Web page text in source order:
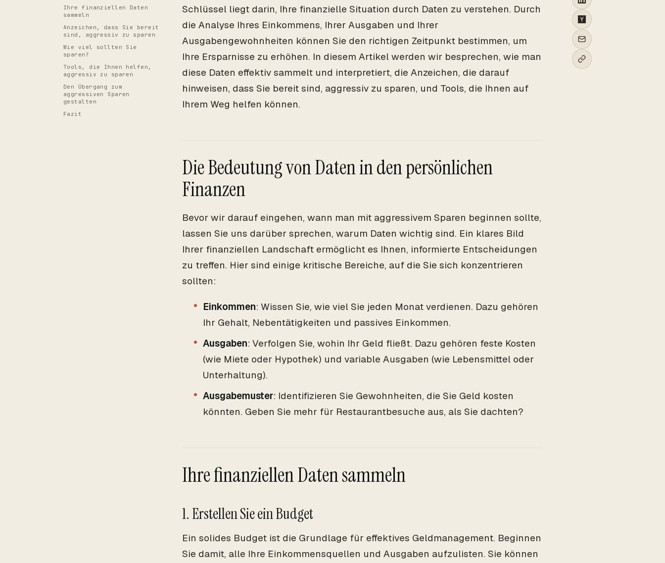
Ihre finanziellen Daten
sammeln
Anzeichen, dass Sie bereit
sind, aggressiv zu sparen
Wie viel sollten Sie
sparen?
Tools, die Ihnen helfen,
aggressiv zu sparen
Den Übergang zum
aggressiven Sparen
gestalten
Fazit
Schlüssel liegt darin, Ihre finanzielle Situation durch Daten zu verstehen. Durch
die Analyse Ihres Einkommens, Ihrer Ausgaben und Ihrer
Ausgabengewohnheiten können Sie den richtigen Zeitpunkt bestimmen, um
Ihre Ersparnisse zu erhöhen. In diesem Artikel werden wir besprechen, wie man
diese Daten effektiv sammelt und interpretiert, die Anzeichen, die darauf
hinweisen, dass Sie bereit sind, aggressiv zu sparen, und Tools, die Ihnen auf
Ihrem Weg helfen können.
Die Bedeutung von Daten in den persönlichen
Finanzen
Bevor wir darauf eingehen, wann man mit aggressivem Sparen beginnen sollte,
lassen Sie uns darüber sprechen, warum Daten wichtig sind. Ein klares Bild
Ihrer finanziellen Landschaft ermöglicht es Ihnen, informierte Entscheidungen
zu treffen. Hier sind einige kritische Bereiche, auf die Sie sich konzentrieren
sollten:
Einkommen: Wissen Sie, wie viel Sie jeden Monat verdienen. Dazu gehören
Ihr Gehalt, Nebentätigkeiten und passives Einkommen.
Ausgaben: Verfolgen Sie, wohin Ihr Geld fließt. Dazu gehören feste Kosten
(wie Miete oder Hypothek) und variable Ausgaben (wie Lebensmittel oder
Unterhaltung).
Ausgabemuster: Identifizieren Sie Gewohnheiten, die Sie Geld kosten
könnten. Geben Sie mehr für Restaurantbesuche aus, als Sie dachten?
Ihre finanziellen Daten sammeln
1. Erstellen Sie ein Budget
Ein solides Budget ist die Grundlage für effektives Geldmanagement. Beginnen
Sie damit, alle Ihre Einkommensquellen und Ausgaben aufzulisten. Sie können